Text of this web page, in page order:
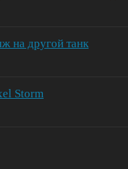
на другой танк
Storm